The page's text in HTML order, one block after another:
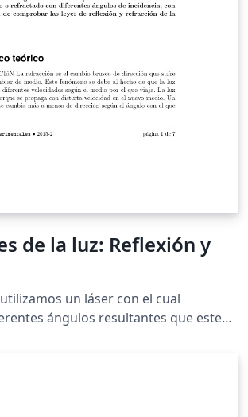
de la luz: Reflexión y
un láser con el cual
ángulos resultantes que este
reflejado o refractado con diferentes